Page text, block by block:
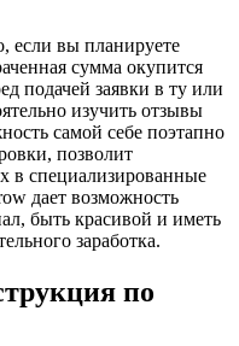
если вы планируете
сумма окупится
подачей заявки в ту или
изучить отзывы
самой себе поэтапно
позволит
в специализированные
дает возможность
быть красивой и иметь
заработка.
по